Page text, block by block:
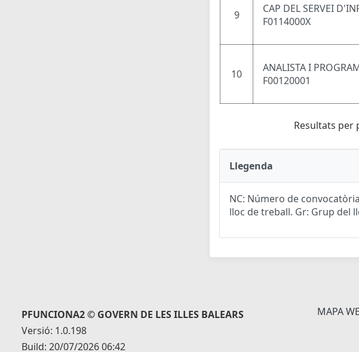
9
CAP DEL SERVEI
F0114000X
10
ANALISTA I
F00120001
Resultats per
Llegenda
NC: Número de
lloc de treball. Gr: Grup del
PFUNCIONA2 © GOVERN DE LES ILLES BALEARS
Versió: 1.0.198
Build: 20/07/2026 06:42
MAPA